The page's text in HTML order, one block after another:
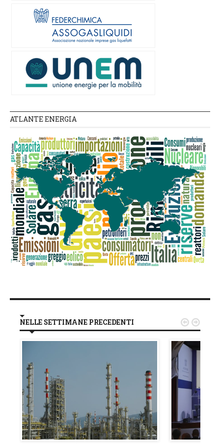
ATLANTE ENERGIA
NELLE SETTIMANE PRECEDENTI  